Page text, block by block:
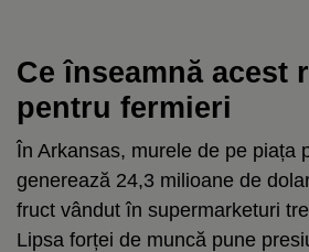
Ce înseamnă acest
pentru fermieri
În Arkansas, murele de pe piața
generează 24,3 milioane de
fruct vândut în supermarketuri
Lipsa forței de muncă pune